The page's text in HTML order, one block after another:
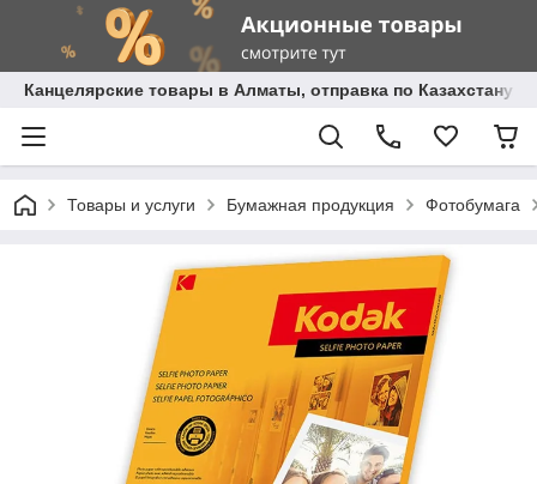
Канцелярские товары в Алматы, отправка по Казахстану.
Товары и услуги Бумажная продукция Фотобумага